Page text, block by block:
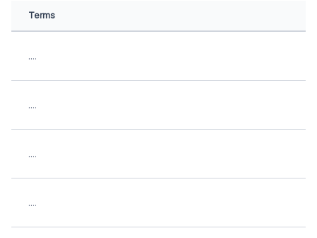
Terms
....
....
....
....